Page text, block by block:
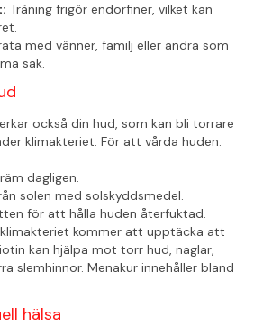
Träning frigör endorfiner, vilket kan
med vänner, familj eller andra som
sak.
också din hud, som kan bli torrare
klimakteriet. För att vårda huden:
dagligen.
solen med solskyddsmedel.
för att hålla huden återfuktad.
kommer att upptäcka att
kan hjälpa mot torr hud, naglar,
slemhinnor. Menakur innehåller bland
hälsa